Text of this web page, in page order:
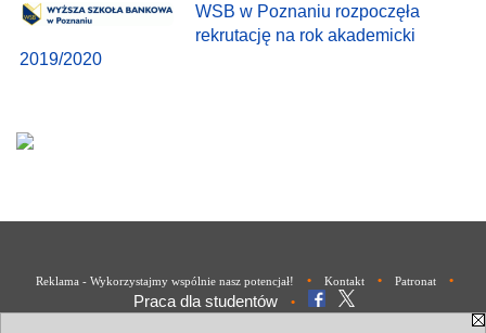
WSB w Poznaniu rozpoczęła
rekrutację na rok akademicki
2019/2020
Reklama - Wykorzystajmy wspólnie nasz potencjał! • Kontakt • Patronat •
Praca dla studentów •